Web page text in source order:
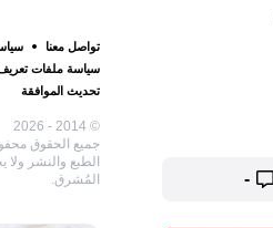
تواصل معنا
سياسة ملفات تعريف
تحديث الموافقة
© 2014 - 2026
جميع الحقوق
الطبع والنشر
المُشرق.
-